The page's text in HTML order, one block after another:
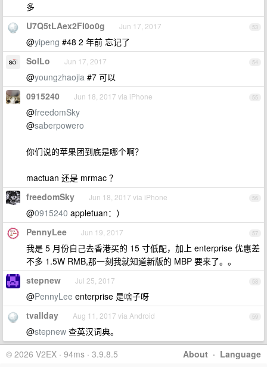
多
53
U7Q5tLAex2FI0o0g Jun 17, 2017
@yipeng #48 2 年前 忘记了
54
SolLo Jun 17, 2017
@youngzhaojia #7 可以
55
0915240 Jun 18, 2017 via iPhone
@freedomSky
@saberpowero
你们说的苹果团到底是哪个啊？
mactuan 还是 mrmac ？
56
freedomSky Jun 18, 2017 via iPhone
@0915240 appletuan：）
57
PennyLee Jun 19, 2017
我是 5 月份自己去香港买的 15 寸低配，加上 enterprise 优惠差
不多 1.5W RMB,那一刻我就知道新版的 MBP 要来了。。
58
stepnew Jul 25, 2017
@PennyLee enterprise 是啥子呀
59
tvallday Aug 11, 2017 via Android
@stepnew 查英汉词典。
About · Language
© 2026 V2EX · 94ms · 3.9.8.5